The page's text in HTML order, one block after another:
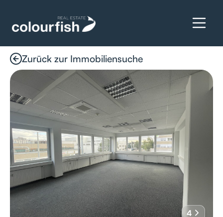
Zurück zur Immobiliensuche
4
Details anfragen